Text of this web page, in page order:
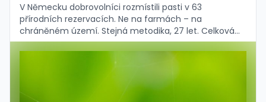
V Německu dobrovolníci rozmístili pasti v 63
přírodních rezervacích. Ne na farmách – na
chráněném území. Stejná metodika, 27 let. Celková
hmotnost létajícího hmyzu klesla o 76 %. Uprostřed
léta, …